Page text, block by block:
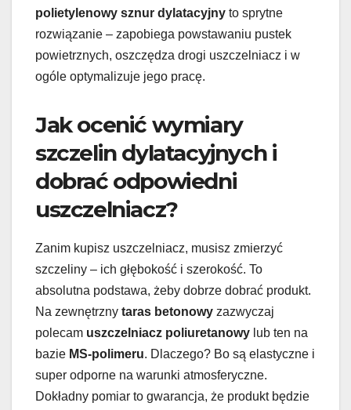
polietylenowy sznur dylatacyjny to sprytne
rozwiązanie – zapobiega powstawaniu pustek
powietrznych, oszczędza drogi uszczelniacz i w
ogóle optymalizuje jego pracę.
Jak ocenić wymiary
szczelin dylatacyjnych i
dobrać odpowiedni
uszczelniacz?
Zanim kupisz uszczelniacz, musisz zmierzyć
szczeliny – ich głębokość i szerokość. To
absolutna podstawa, żeby dobrze dobrać produkt.
Na zewnętrzny taras betonowy zazwyczaj
polecam uszczelniacz poliuretanowy lub ten na
bazie MS-polimeru. Dlaczego? Bo są elastyczne i
super odporne na warunki atmosferyczne.
Dokładny pomiar to gwarancja, że produkt będzie